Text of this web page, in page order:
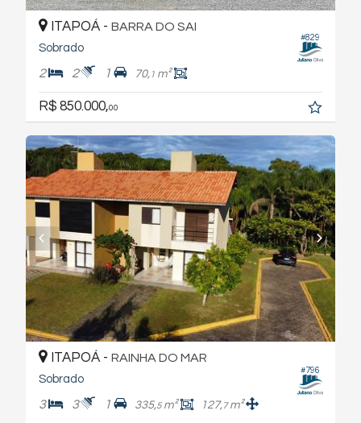
#829
ITAPOÁ - BARRA DO SAI
Sobrado
2 2 1 70, 1 m²
R$ 850.000,00
#796
ITAPOÁ - RAINHA DO MAR
Sobrado
3 3 1 335,5m² 127,7m²